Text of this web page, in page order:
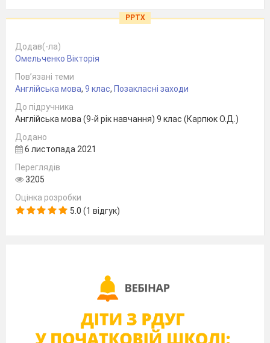
PPTX
Додав(-ла)
Омельченко Вікторія
Пов’язані теми
Англійська мова, 9 клас, Позакласні заходи
До підручника
Англійська мова (9-й рік навчання) 9 клас (Карпюк О.Д.)
Додано
6 листопада 2021
Переглядів
3205
Оцінка розробки
5.0 (1 відгук)